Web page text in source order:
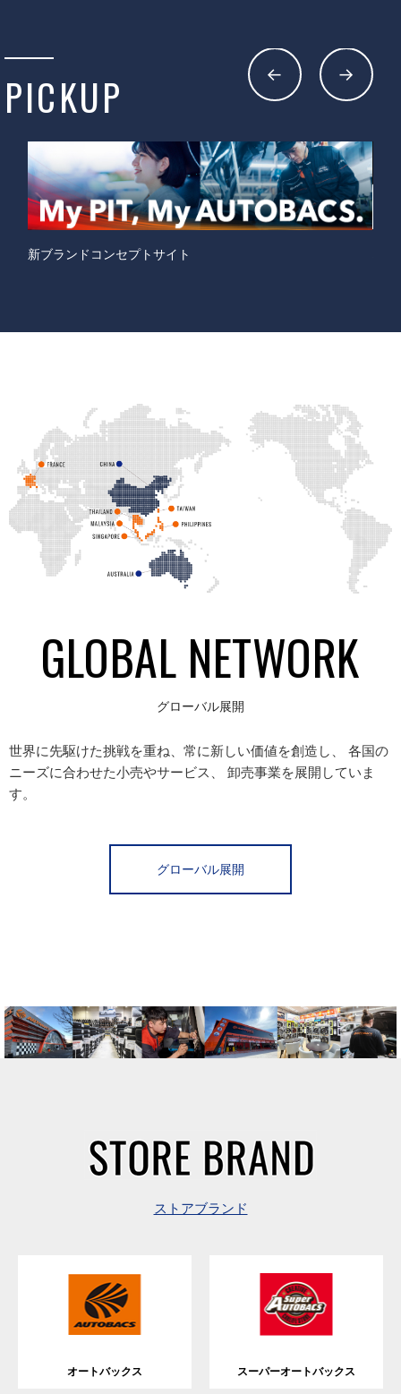
PICKUP
オートバックスカーズFC加盟店募集
GLOBAL NETWORK
グローバル展開
世界に先駆けた挑戦を重ね、常に新しい価値を創造し、 各国の
ニーズに合わせた小売やサービス、 卸売事業を展開していま
す。
グローバル展開
ストアブランド
オートバックス スーパーオートバックス